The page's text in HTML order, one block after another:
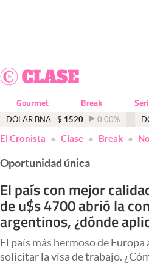
Dólar
Economía y Política
Finanzas y Mercados
Mercados Online
Negocios
Columnistas
Apertura
Gourmet Break
DÓLAR BNA $ 1520 0.00%
El Cronista Clase Break
Oportunidad única
El país con mejor
de u$s 4700 abrió la
argentinos, ¿dónde
El país más hermoso de
solicitar la visa de trabajo.